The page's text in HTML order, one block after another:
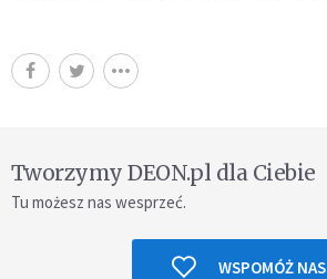
Tworzymy DEON.pl dla Ciebie
Tu możesz nas wesprzeć.
WSPOMÓŻ NAS